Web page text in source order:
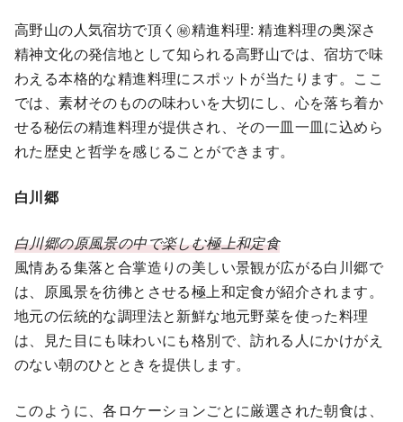
高野山の人気宿坊で頂く㊙精進料理: 精進料理の奥深さ
精神文化の発信地として知られる高野山では、宿坊で味
わえる本格的な精進料理にスポットが当たります。ここ
では、素材そのものの味わいを大切にし、心を落ち着か
せる秘伝の精進料理が提供され、その一皿一皿に込めら
れた歴史と哲学を感じることができます。
白川郷
白川郷の原風景の中で楽しむ極上和定食
風情ある集落と合掌造りの美しい景観が広がる白川郷で
は、原風景を彷彿とさせる極上和定食が紹介されます。
地元の伝統的な調理法と新鮮な地元野菜を使った料理
は、見た目にも味わいにも格別で、訪れる人にかけがえ
のない朝のひとときを提供します。
このように、各ロケーションごとに厳選された朝食は、